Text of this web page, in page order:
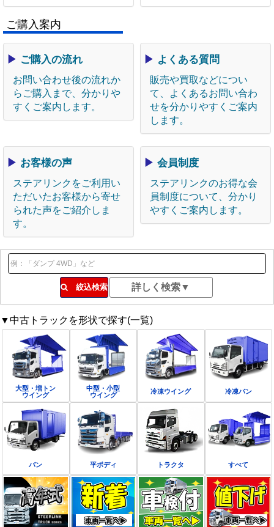
ご購入案内
▶ ご購入の流れ
お問い合わせ後の流れか
らご購入まで、分かりや
すくご案内します。
▶ よくある質問
販売や買取などについ
て、よくあるお問い合わ
せを分かりやすくご案内
します。
▶ お客様の声
ステアリンクをご利用い
ただいたお客様から寄せ
られた声をご紹介しま
す。
▶ 会員制度
ステアリンクのお得な会
員制度について、分かり
やすくご案内します。
絞込検索
▼中古トラックを形状で探す(一覧)
大型・増トン
ウイング
中型・小型
ウイング
冷凍ウイング 冷凍バン
バン 平ボディ トラクタ すべて